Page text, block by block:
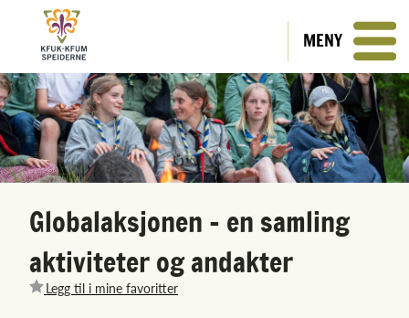
MENY
Globalaksjonen - en samling
aktiviteter og andakter
Legg til i mine favoritter